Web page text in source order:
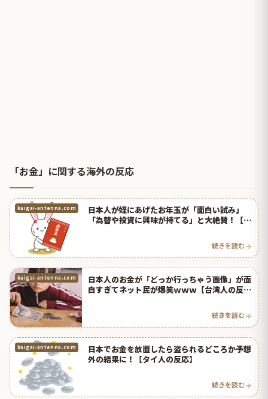
「お金」に関する海外の反応
kaigai-antenna.com
日本人が姪にあげたお年玉が「面白い試み」
「為替や投資に興味が持てる」と大絶賛！【タ
続きを読む
kaigai-antenna.com
日本人のお金が「どっか行っちゃう画像」が面
白すぎてネット民が爆笑ｗｗｗ【台湾人の反
続きを読む
kaigai-antenna.com
日本でお金を放置したら盗られるどころか予想
外の結果に！【タイ人の反応】
続きを読む